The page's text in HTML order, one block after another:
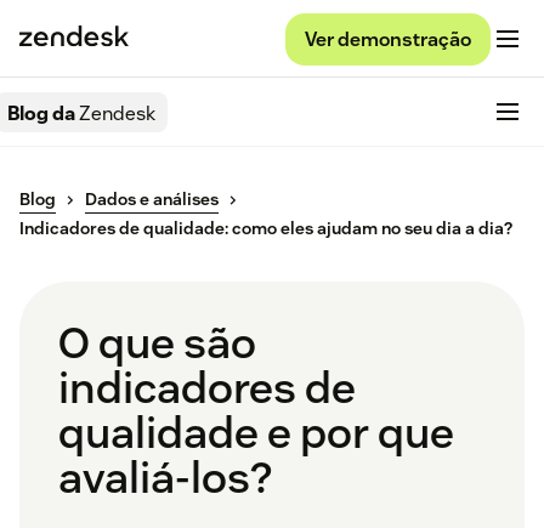
Ver demonstração
Blog daZendesk
Blog
Dados e análises
Indicadores de qualidade: como eles ajudam no seu dia a dia?
O que são
indicadores de
qualidade e por que
avaliá-los?